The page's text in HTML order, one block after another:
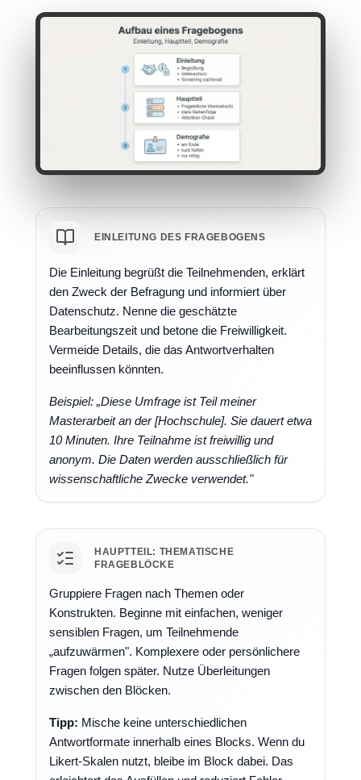
EINLEITUNG DES FRAGEBOGENS
Die Einleitung begrüßt die Teilnehmenden, erklärt
den Zweck der Befragung und informiert über
Datenschutz. Nenne die geschätzte
Bearbeitungszeit und betone die Freiwilligkeit.
Vermeide Details, die das Antwortverhalten
beeinflussen könnten.
Beispiel: „Diese Umfrage ist Teil meiner
Masterarbeit an der [Hochschule]. Sie dauert etwa
10 Minuten. Ihre Teilnahme ist freiwillig und
anonym. Die Daten werden ausschließlich für
wissenschaftliche Zwecke verwendet."
HAUPTTEIL: THEMATISCHE
FRAGEBLÖCKE
Gruppiere Fragen nach Themen oder
Konstrukten. Beginne mit einfachen, weniger
sensiblen Fragen, um Teilnehmende
„aufzuwärmen". Komplexere oder persönlichere
Fragen folgen später. Nutze Überleitungen
zwischen den Blöcken.
Tipp: Mische keine unterschiedlichen
Antwortformate innerhalb eines Blocks. Wenn du
Likert-Skalen nutzt, bleibe im Block dabei. Das